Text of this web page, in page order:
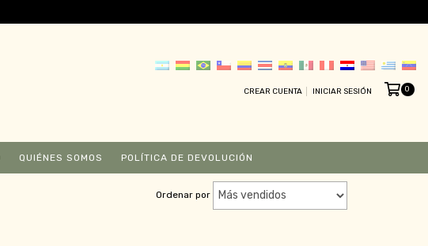
CREAR CUENTA INICIAR SESIÓN 0
QUIÉNES SOMOS POLÍTICA DE DEVOLUCIÓN
Ordenar por